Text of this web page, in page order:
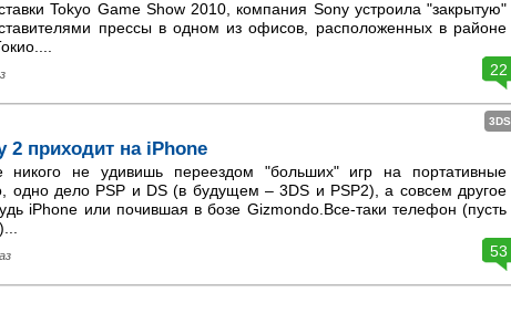
Tokyo Game Show 2010, компания Sony устроила "закрытую"
прессы в одном из офисов, расположенных в районе
22
3DS
2 приходит на iPhone
не удивишь переездом "больших" игр на портативные
одно дело PSP и DS (в будущем – 3DS и PSP2), а совсем другое
iPhone или почившая в бозе Gizmondo.Все-таки телефон (пусть
53